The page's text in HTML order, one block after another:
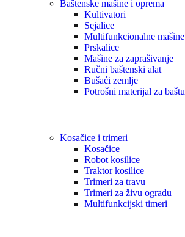
Baštenske mašine i oprema
Kultivatori
Sejalice
Multifunkcionalne mašine
Prskalice
Mašine za zaprašivanje
Ručni baštenski alat
Bušaći zemlje
Potrošni materijal za baštu
Kosačice i trimeri
Kosačice
Robot kosilice
Traktor kosilice
Trimeri za travu
Trimeri za živu ogradu
Multifunkcijski timeri